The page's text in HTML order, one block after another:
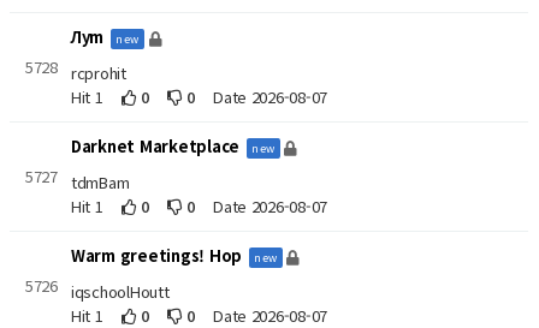
5728
Луm new
rcprohit
Hit 1
0 0 Date 2026-08-07
5727
Darknet Marketplace new
tdmBam
Hit 1
0 0 Date 2026-08-07
5726
Warm greetings! Hop new
iqschoolHoutt
Hit 1
0 0 Date 2026-08-07